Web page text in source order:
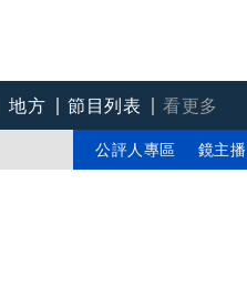
地方 節目列表
看更多
公評人專區 鏡主播